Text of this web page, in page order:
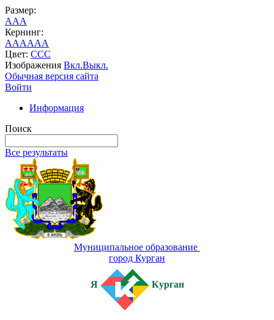
Размер:
AAA
Кернинг:
AAAAAA
Цвет: CCC
Изображения Вкл.Выкл.
Обычная версия сайта
Войти
Информация
Поиск
Все результаты
Муниципальное образование
город Курган
Я Курган